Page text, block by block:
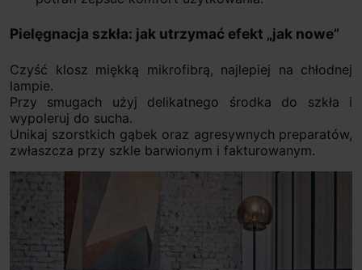
Pielęgnacja szkła: jak utrzymać efekt „jak nowe”
Czyść klosz miękką mikrofibrą, najlepiej na chłodnej
lampie.
Przy smugach użyj delikatnego środka do szkła i
wypoleruj do sucha.
Unikaj szorstkich gąbek oraz agresywnych preparatów,
zwłaszcza przy szkle barwionym i fakturowanym.